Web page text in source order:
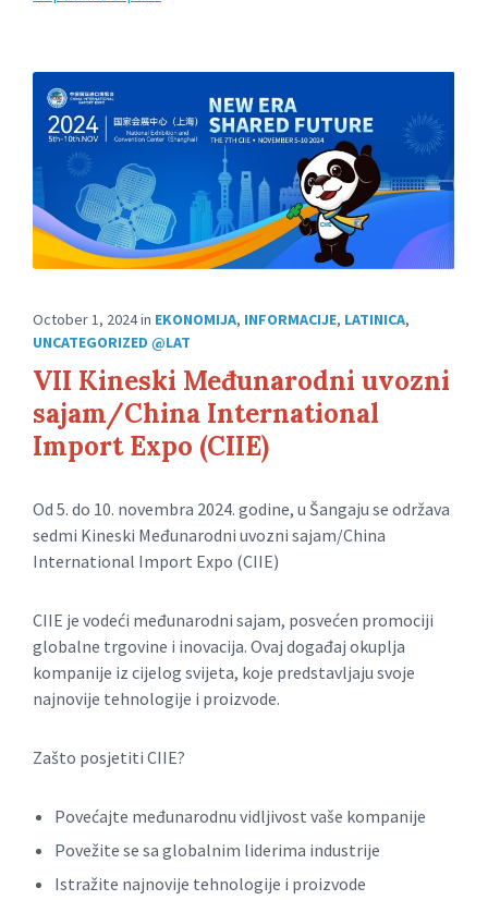
October 1, 2024in EKONOMIJA, INFORMACIJE, LATINICA,
UNCATEGORIZED @LAT
VII Kineski Međunarodni uvozni
sajam/China International
Import Expo (CIIE)
Od 5. do 10. novembra 2024. godine, u Šangaju se održava
sedmi Kineski Međunarodni uvozni sajam/China
International Import Expo (CIIE)
CIIE je vodeći međunarodni sajam, posvećen promociji
globalne trgovine i inovacija. Ovaj događaj okuplja
kompanije iz cijelog svijeta, koje predstavljaju svoje
najnovije tehnologije i proizvode.
Zašto posjetiti CIIE?
Povećajte međunarodnu vidljivost vaše kompanije
Povežite se sa globalnim liderima industrije
Istražite najnovije tehnologije i proizvode